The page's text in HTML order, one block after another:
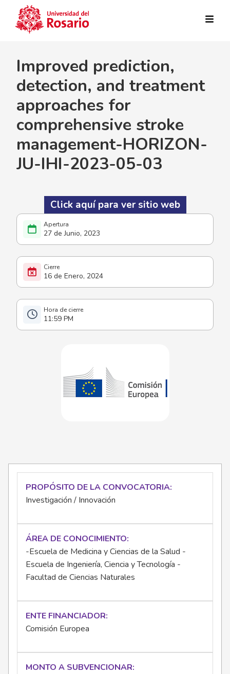
27 de Junio, 2023
16 de Enero, 2024
11:59 PM
Improved prediction,
detection, and treatment
approaches for
comprehensive stroke
management-HORIZON-
JU-IHI-2023-05-03
Click aquí para ver sitio web
PROPÓSITO DE LA CONVOCATORIA
Investigación / Innovación
ÁREA DE CONOCIMIENTO
-Escuela de Medicina y Ciencias de la Salud -
Escuela de Ingeniería, Ciencia y Tecnología -
Facultad de Ciencias Naturales
ENTE FINANCIADOR
Comisión Europea
MONTO A SUBVENCIONAR